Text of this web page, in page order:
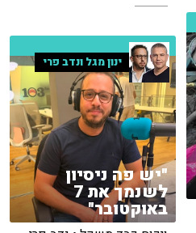
ינון מגל ונדב פרי
"יש פה ניסיון
לשנמך את 7
באוקטובר"